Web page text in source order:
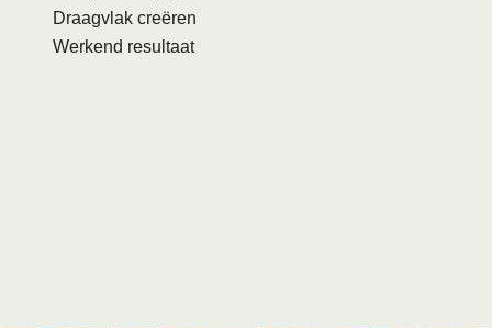
Draagvlak creëren
Werkend resultaat